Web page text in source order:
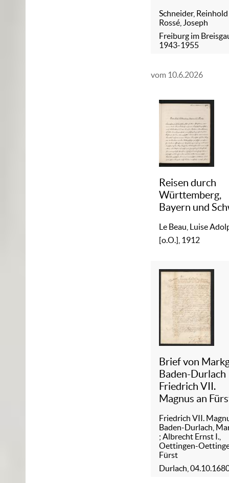
Schneider, Reinhold
Rossé, Joseph
Freiburg im
1943-1955
vom 10.6.2026
Reisen durch
Württemberg,
Bayern und
Le Beau, Luise
[o.O.], 1912
Brief von
Baden-Durlach
Friedrich VII.
Magnus an
Oettingen
Ernst I.,
Friedrich VII.
Baden-Durlach,
; Albrecht Ernst I.,
Oettingen-
Fürst
Durlach,